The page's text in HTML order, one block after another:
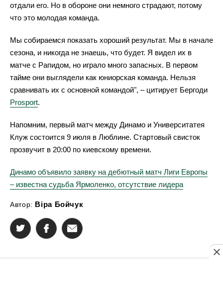
отдали его. Но в обороне они немного страдают, потому
что это молодая команда.
Мы собираемся показать хороший результат. Мы в начале
сезона, и никогда не знаешь, что будет. Я видел их в
матче с Рапидом, но играло много запасных. В первом
тайме они выглядели как юниорская команда. Нельзя
сравнивать их с основной командой", – цитирует Бергоди
Prosport.
Напомним, первый матч между Динамо и Университатея
Клуж состоится 9 июля в Люблине. Стартовый свисток
прозвучит в 20:00 по киевскому времени.
Динамо объявило заявку на дебютный матч Лиги Европы
– известна судьба Ярмоленко, отсутствие лидера
Автор: Віра Бойчук